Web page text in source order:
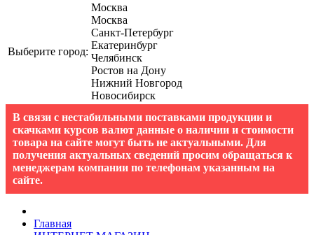
Выберите город:
Москва
Москва
Санкт-Петербург
Екатеринбург
Челябинск
Ростов на Дону
Нижний Новгород
Новосибирск
В связи с нестабильными поставками продукции и
скачками курсов валют данные о наличии и стоимости
товара на сайте могут быть не актуальными. Для
получения актуальных сведений просим обращаться к
менеджерам компании по телефонам указанным на
сайте.
Главная